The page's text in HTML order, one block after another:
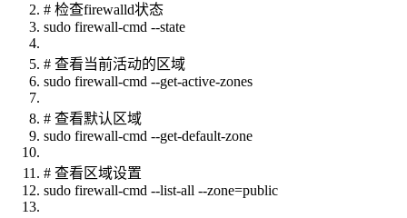
# 检查firewalld状态
sudo firewall-cmd --state
# 查看当前活动的区域
sudo firewall-cmd --get-active-zones
# 查看默认区域
sudo firewall-cmd --get-default-zone
# 查看区域设置
sudo firewall-cmd --list-all --zone=public